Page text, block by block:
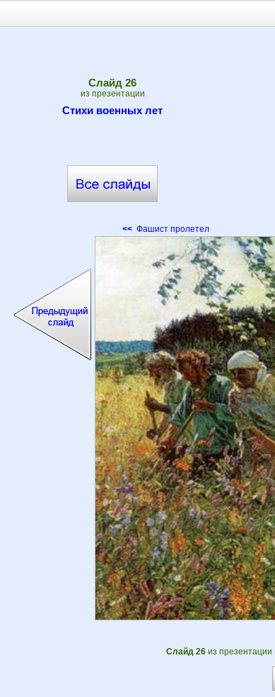
Cлайд 26
из презентации
Стихи военных лет
<< Фашист пролетел
Слайд 26 из презентации